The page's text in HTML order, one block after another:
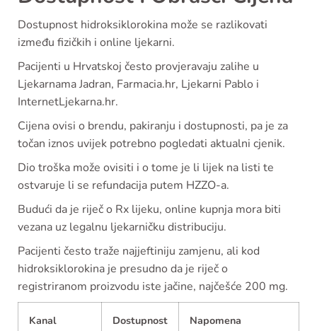
Dostupnost hidroksiklorokina može se razlikovati
između fizičkih i online ljekarni.
Pacijenti u Hrvatskoj često provjeravaju zalihe u
Ljekarnama Jadran, Farmacia.hr, Ljekarni Pablo i
InternetLjekarna.hr.
Cijena ovisi o brendu, pakiranju i dostupnosti, pa je za
točan iznos uvijek potrebno pogledati aktualni cjenik.
Dio troška može ovisiti i o tome je li lijek na listi te
ostvaruje li se refundacija putem HZZO-a.
Budući da je riječ o Rx lijeku, online kupnja mora biti
vezana uz legalnu ljekarničku distribuciju.
Pacijenti često traže najjeftiniju zamjenu, ali kod
hidroksiklorokina je presudno da je riječ o
registriranom proizvodu iste jačine, najčešće 200 mg.
Kanal Dostupnost Napomena